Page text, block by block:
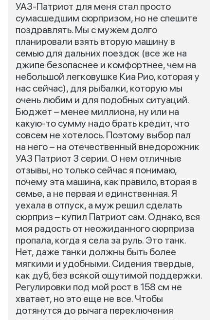
УАЗ-Патриот для меня стал просто
сумасшедшим сюрпризом, но не спешите
поздравлять. Мы с мужем долго
планировали взять вторую машину в
семью для дальних поездок (все же на
джипе безопаснее и комфортнее, чем на
небольшой легковушке Киа Рио, которая у
нас сейчас), для рыбалки, которую мы
очень любим и для подобных ситуаций.
Бюджет – менее миллиона, ну или на
какую-то сумму надо брать кредит, что
совсем не хотелось. Поэтому выбор пал
на него – на отечественный внедорожник
УАЗ Патриот 3 серии. О нем отличные
отзывы, но только сейчас я понимаю,
почему эта машина, как правило, вторая в
семье, а не первая и единственная. Я
уехала в отпуск, а муж решил сделать
сюрприз – купил Патриот сам. Однако, вся
моя радость от неожиданного сюрприза
пропала, когда я села за руль. Это танк.
Нет, даже танки должны быть более
мягкими и удобными. Сидения твердые,
как дуб, без всякой ощутимой поддержки.
Регулировки под мой рост в 158 см не
хватает, но это еще не все. Чтобы
дотянутся до рычага переключения